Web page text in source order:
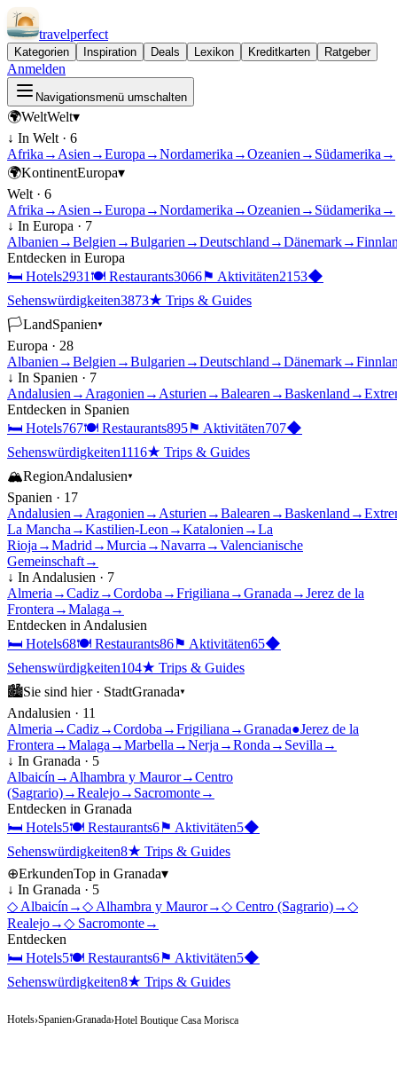
travelperfect
Kategorien Inspiration Deals Lexikon Kreditkarten Ratgeber
Anmelden
Navigationsmenü umschalten
🌍WeltWelt▾
↓ In Welt · 6
Afrika → Asien →Europa →Nordamerika →Ozeanien → Südamerika →
🌍KontinentEuropa▾
Welt · 6
Afrika → Asien →Europa →Nordamerika →Ozeanien → Südamerika →
↓ In Europa · 7
Albanien →Belgien →Bulgarien →Deutschland →Dänemark→
Entdecken in Europa
🛏 Hotels2931 🍽 Restaurants3066⚑ Aktivitäten2153◆
Sehenswürdigkeiten3873★ Trips & Guides
🏳LandSpanien▾
Europa · 28
Albanien →Belgien →Bulgarien →Deutschland →Dänemark→
↓ In Spanien · 7
Andalusien → Aragonien → Asturien →Balearen →Baskenland →
Entdecken in Spanien
🛏 Hotels767🍽 Restaurants895⚑ Aktivitäten707◆
Sehenswürdigkeiten1116★ Trips & Guides
🏔RegionAndalusien▾
Spanien · 17
Andalusien → Aragonien → Asturien →Balearen →Baskenland →
La Mancha →Kastilien-Leon →Katalonien →La
Rioja →Madrid →Murcia →Navarra →Valencianische
Gemeinschaft→
↓ In Andalusien · 7
Almeria →Cadiz→Cordoba →Frigiliana →Granada →Jerez de la
Frontera →Malaga →
Entdecken in Andalusien
🛏 Hotels68🍽 Restaurants86⚑ Aktivitäten65◆
Sehenswürdigkeiten104★ Trips & Guides
🏙Sie sind hier · StadtGranada▾
Andalusien · 11
Almeria →Cadiz→Cordoba →Frigiliana →Granada●Jerez de la
Frontera →Malaga →Marbella →Nerja →Ronda → Sevilla →
↓ In Granada · 5
Albaicín → Alhambra y Mauror→Centro
(Sagrario)→Realejo→ Sacromonte→
Entdecken in Granada
🛏 Hotels5🍽 Restaurants6⚑ Aktivitäten5◆
Sehenswürdigkeiten8★ Trips & Guides
⊕ErkundenTop in Granada▾
↓ In Granada · 5
◇ Albaicín →◇ Alhambra y Mauror→◇ Centro (Sagrario)→◇
Realejo→◇ Sacromonte→
Entdecken
🛏 Hotels5🍽 Restaurants6⚑ Aktivitäten5◆
Sehenswürdigkeiten8★ Trips & Guides
Hotels›Spanien›Granada›Hotel Boutique Casa Morisca